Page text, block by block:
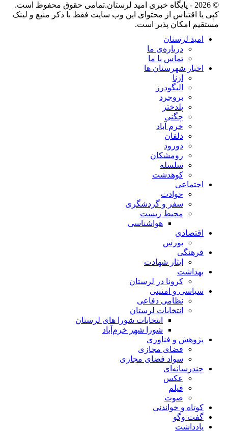
© 2026 - پایگاه خبری اميد لرستان.تمامی حقوق محفوظ است.
کپی یا اقتباس از محتوای این وب سایت فقط با ذکر منبع و لینک
مستقیم امکان پذیر است.
امید لرستان
درباره‌ی ما
تماس با ما
اخبار شهرستان ها
ازنا
الیگودرز
بروجرد
پلدختر
چگنی
خرم آباد
دلفان
دورود
رومشکان
سلسله
کوهدشت
اجتماعی
حوادث
سفر و گردشگری
محیط زیست
هواشناسی
اقتصادی
بورس
فرهنگی
ایثار شهادت
بهداشت
کرونا در لرستان
سیاسی و امنیتی
نظامی دفاعی
انتخابات لرستان
انتخابات شورا های لرستان
شورا شهر خرم‌آباد
پژوهش و فناوری
فضای مجازی
سواد فضای مجازی
چندرسانه‌ای
عكس
فیلم
صوت
کوتاه و خواندنی
گفت وگو
یادداشت